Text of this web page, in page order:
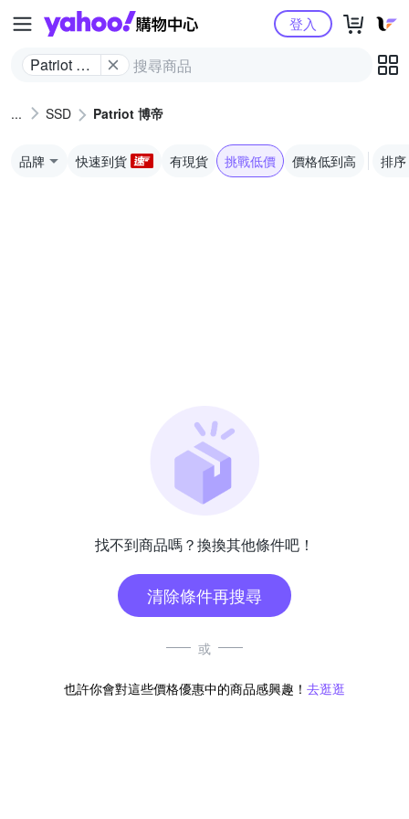
Yahoo購物中心
Patriot 博
登入
SSD Patriot 博帝
品牌 快速到貨 有現貨 挑戰低價 價格低到高 排序
找不到商品嗎？換換其他條件吧！
清除條件再搜尋
或
也許你會對這些價格優惠中的商品感興趣！ 去逛逛